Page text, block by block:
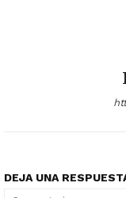
DEJA UNA